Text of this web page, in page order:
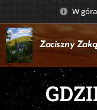
W
Zaciszny